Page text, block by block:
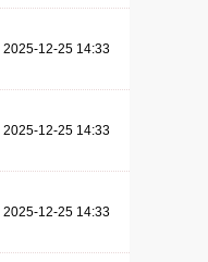
2025-12-25 14:33
2025-12-25 14:33
2025-12-25 14:33